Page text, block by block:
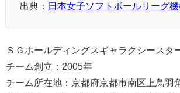
出典： 日本女子ソフトボールリーグ機
ＳＧホールディングスギャラクシースタ
チーム創立：2005年
チーム所在地：京都府京都市南区上鳥羽